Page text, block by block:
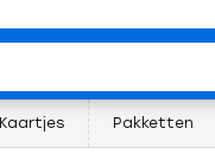
Kaartjes Pakketten